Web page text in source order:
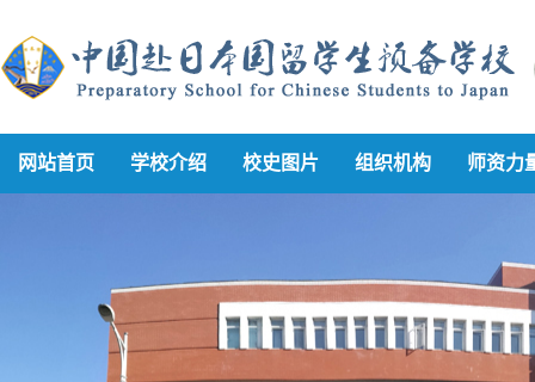
网站首页 学校介绍 校史图片 组织机构 师资力